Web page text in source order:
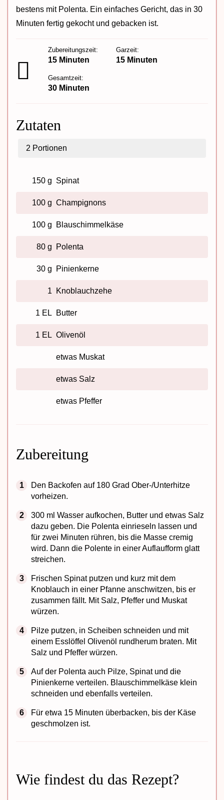
bestens mit Polenta. Ein einfaches Gericht, das in 30
Minuten fertig gekocht und gebacken ist.
Zubereitungszeit:
15 Minuten
Garzeit:
15 Minuten
Gesamtzeit:
30 Minuten
Zutaten
2 Portionen
150 g Spinat
100 g Champignons
100 g Blauschimmelkäse
80 g Polenta
30 g Pinienkerne
1 Knoblauchzehe
1 EL Butter
1 EL Olivenöl
etwas Muskat
etwas Salz
etwas Pfeffer
Zubereitung
Den Backofen auf 180 Grad Ober-/Unterhitze
vorheizen.
300 ml Wasser aufkochen, Butter und etwas Salz
dazu geben. Die Polenta einrieseln lassen und
für zwei Minuten rühren, bis die Masse cremig
wird. Dann die Polente in einer Auflaufform glatt
streichen.
Frischen Spinat putzen und kurz mit dem
Knoblauch in einer Pfanne anschwitzen, bis er
zusammen fällt. Mit Salz, Pfeffer und Muskat
würzen.
Pilze putzen, in Scheiben schneiden und mit
einem Esslöffel Olivenöl rundherum braten. Mit
Salz und Pfeffer würzen.
Auf der Polenta auch Pilze, Spinat und die
Pinienkerne verteilen. Blauschimmelkäse klein
schneiden und ebenfalls verteilen.
Für etwa 15 Minuten überbacken, bis der Käse
geschmolzen ist.
Wie findest du das Rezept?